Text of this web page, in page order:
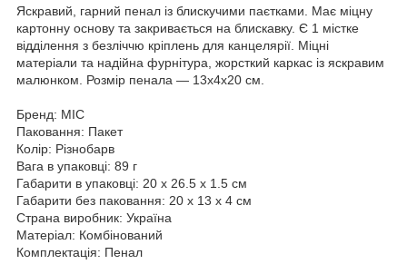
Яскравий, гарний пенал із блискучими паєтками. Має міцну
картонну основу та закривається на блискавку. Є 1 містке
відділення з безліччю кріплень для канцелярії. Міцні
матеріали та надійна фурнітура, жорсткий каркас із яскравим
малюнком. Розмір пенала — 13х4х20 см.
Бренд: MIC
Паковання: Пакет
Колір: Різнобарв
Вага в упаковці: 89 г
Габарити в упаковці: 20 x 26.5 x 1.5 см
Габарити без паковання: 20 x 13 x 4 см
Страна виробник: Україна
Матеріал: Комбінований
Комплектація: Пенал